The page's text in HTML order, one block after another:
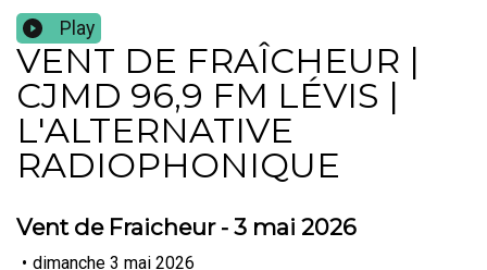
Play
VENT DE FRAÎCHEUR |
CJMD 96,9 FM LÉVIS |
L'ALTERNATIVE
RADIOPHONIQUE
Vent de Fraicheur - 3 mai 2026
• dimanche 3 mai 2026